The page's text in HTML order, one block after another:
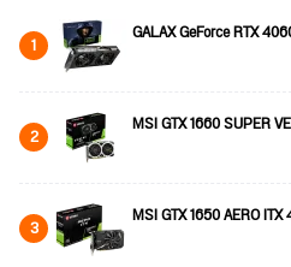
1 GALAX GeForce RTX
2 MSI GTX 1660 SUPER
3 MSI GTX 1650 AERO ITX